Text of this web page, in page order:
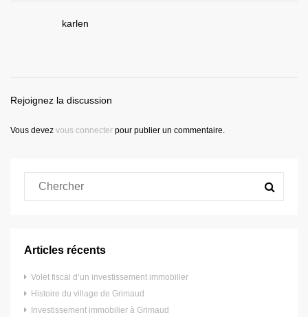
karlen
Rejoignez la discussion
Vous devez vous connecter pour publier un commentaire.
Articles récents
Volet fiscal d’un investissement immobilier
Histoire du village de Grimaud
Investissement immobilier à Grimaud